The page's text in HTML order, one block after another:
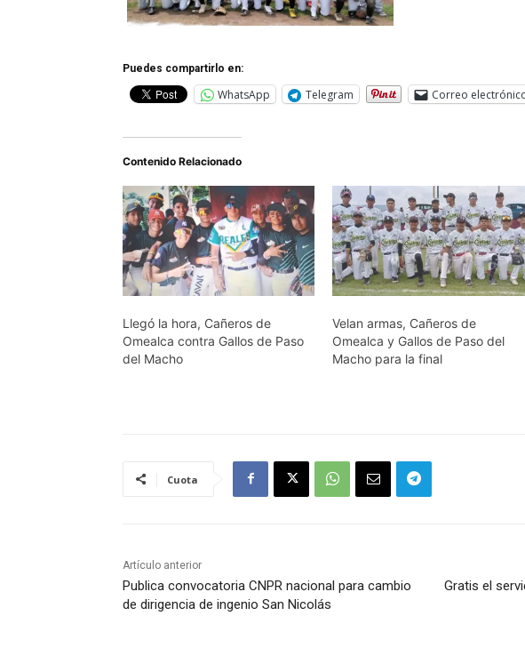
Puedes compartirlo en:
WhatsApp Telegram Correo
Contenido Relacionado
Llegó la hora, Cañeros de
Omealca contra Gallos de Paso
del Macho
Velan armas, Cañeros de
Omealca y Gallos de Paso del
Macho para la final
Cuota
Artículo anterior
Publica convocatoria CNPR nacional para cambio
de dirigencia de ingenio San Nicolás
Gratis el